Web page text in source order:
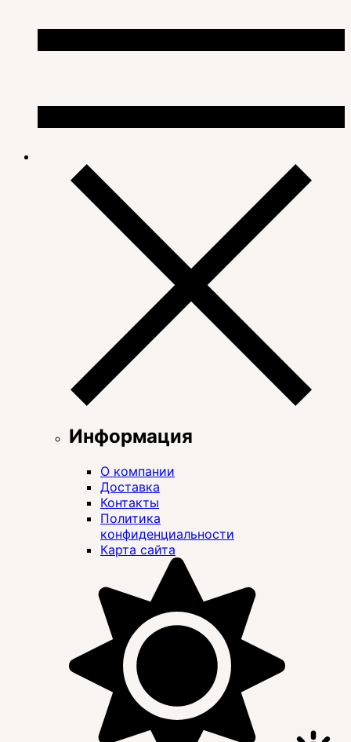
Информация
О компании
Доставка
Контакты
Политика
конфиденциальности
Карта сайта